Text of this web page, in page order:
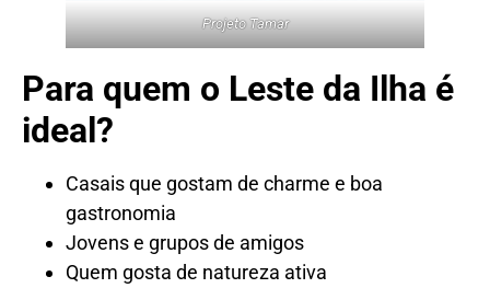
Projeto Tamar
Para quem o Leste da Ilha é
ideal?
Casais que gostam de charme e boa
gastronomia
Jovens e grupos de amigos
Quem gosta de natureza ativa